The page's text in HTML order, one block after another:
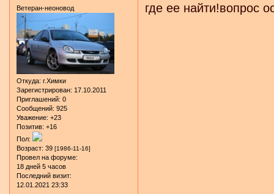
Ветеран-неоновод
Откуда: г.Химки
Зарегистрирован: 17.10.2011
Приглашений: 0
Сообщений: 925
Уважение: +23
Позитив: +16
Пол:
Возраст: 39 [1986-11-16]
Провел на форуме:
18 дней 5 часов
Последний визит:
12.01.2021 23:33
где ее найти!вопрос